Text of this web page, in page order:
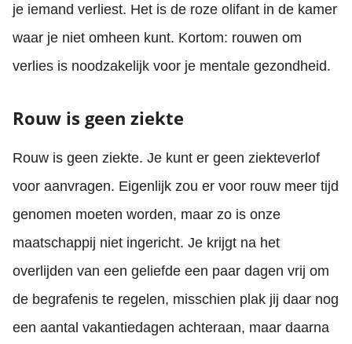
je iemand verliest. Het is de roze olifant in de kamer
waar je niet omheen kunt. Kortom: rouwen om
verlies is noodzakelijk voor je mentale gezondheid.
Rouw is geen ziekte
Rouw is geen ziekte. Je kunt er geen ziekteverlof
voor aanvragen. Eigenlijk zou er voor rouw meer tijd
genomen moeten worden, maar zo is onze
maatschappij niet ingericht. Je krijgt na het
overlijden van een geliefde een paar dagen vrij om
de begrafenis te regelen, misschien plak jij daar nog
een aantal vakantiedagen achteraan, maar daarna